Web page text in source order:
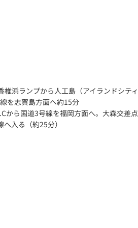
椎浜ランプから人工島（アイランドシティ
を志賀島方面へ約15分
から国道3号線を福岡方面へ。大森交差点
入る（約25分）